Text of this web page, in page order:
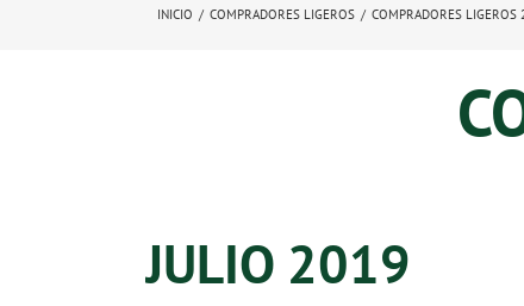
INICIO / COMPRADORES LIGEROS / COMPRADORES LIGEROS
JULIO 2019